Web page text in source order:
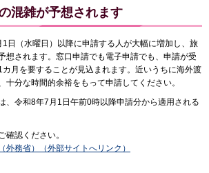
混雑が予想されます
日（水曜日）以降に申請する人が大幅に増加し、旅
想されます。窓口申請でも電子申請でも、申請が受
月を要することが見込まれます。近いうちに海外渡
十分な時間的余裕をもって申請してください。
、令和8年7月1日午前0時以降申請分から適用される
確認ください。
外務省）（外部サイトへリンク）